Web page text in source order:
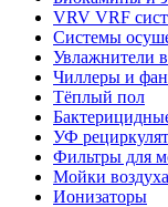
VRV VRF
Системы
Увлажнители
Чиллеры и
Тёплый пол
УФ
Фильтры для
Мойки воздуха
Ионизаторы